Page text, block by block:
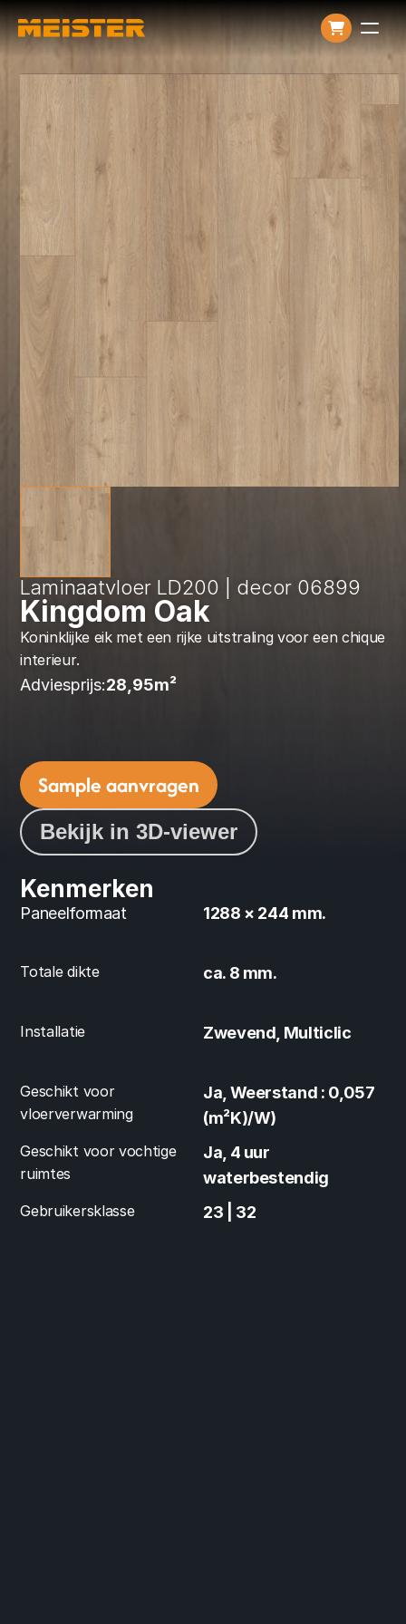
ProductenOver ons
Laminaatvloer LD200 | decor 06899
Kingdom Oak
Adviesprijs:28,95m²
Koninklijke eik met een rijke uitstraling voor een chique
interieur.
Sample aanvragen
Bekijk in 3D-viewer
Kenmerken
Paneelformaat 1288 × 244 mm.
Totale dikte ca. 8 mm.
Installatie Zwevend, Multiclic
Geschikt voor
vloerverwarming
Ja, Weerstand : 0,057
(m²K)/W)
Geschikt voor vochtige
ruimtes
Ja, 4 uur
waterbestendig
Gebruikersklasse 23 | 32